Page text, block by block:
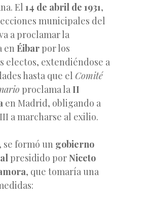
El 14 de abril de 1931,
municipales del
a proclamar la
en Éibar por los
electos, extendiéndose a
hasta que el Comité
proclama la II
en Madrid, obligando a
a marcharse al exilio.
se formó un gobierno
presidido por Niceto
, que tomaría una